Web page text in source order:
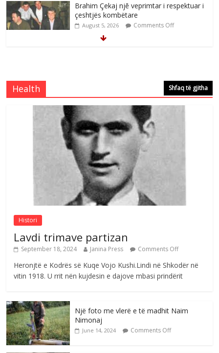
Çlirimtari Mentor Mushkolaj nderohet
me mirenjohje nga Xhevdet Qeriqi Dega
e invalidëve në Fushë Kosovë
August 4, 2026
Comments Off
Postim me vlera nga artistja e mirëfilltë
Mimoza Gjoni
August 6, 2026 Comments Off
Nga poetja atdhetare Kumrie Shala -
BOLL MO
August 6, 2026 Comments Off
Health Shfaq të gjitha
Histori
Lavdi trimave partizan
September 18, 2024 Janina Press Comments Off
Heronjtë e Kodrës së Kuqe Vojo Kushi.Lindi në Shkodër në
vitin 1918. U rrit nën kujdesin e dajove mbasi prindërit
Një foto me vlerë e të madhit Naim
Nimonaj
June 14, 2024 Comments Off